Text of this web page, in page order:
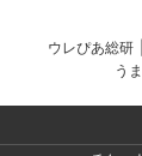
ウレぴあ総研
う